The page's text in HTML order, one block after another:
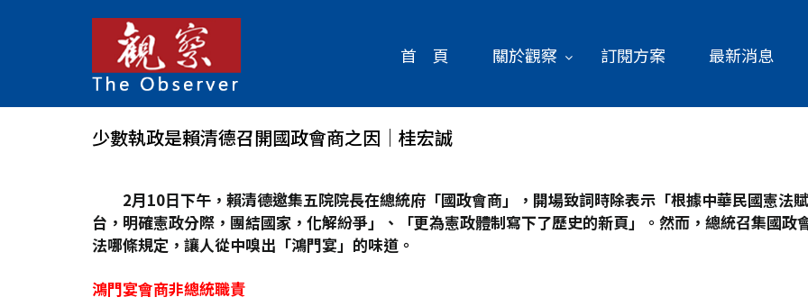
首 頁 關於觀察 訂閱方案 最新消息
少數執政是賴清德召開國政會商之因│桂宏誠
2月10日下午，賴清德邀集五院院長在總統府「國政會商」，開場致詞時除表示「根據中華民國憲法
台，明確憲政分際，團結國家，化解紛爭」、「更為憲政體制寫下了歷史的新頁」。然而，總統召集國
法哪條規定，讓人從中嗅出「鴻門宴」的味道。
鴻門宴會商非總統職責